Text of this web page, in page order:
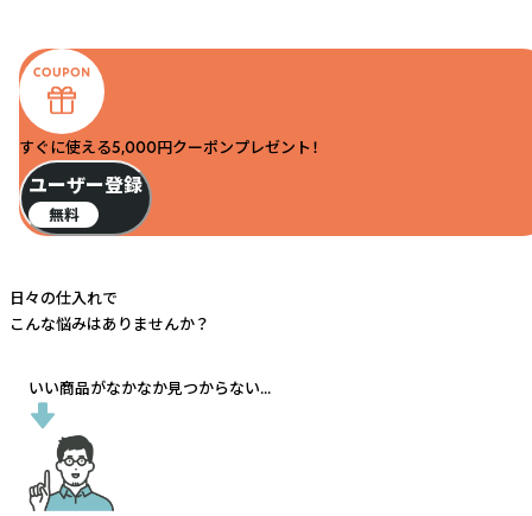
すぐに使える5,000円クーポンプレゼント！
ユーザー登録
無料
日々の仕入れで
こんな悩みはありませんか？
いい商品がなかなか見つからない...